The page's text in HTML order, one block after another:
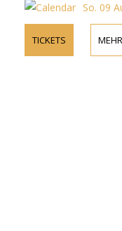
So. 09
TICKETS